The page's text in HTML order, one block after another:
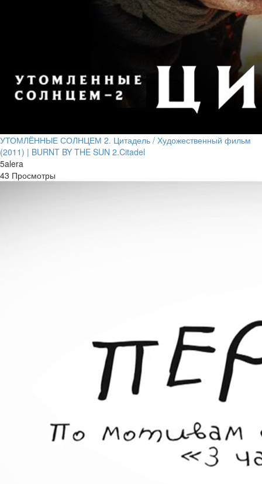
УТОМЛЁННЫЕ СОЛНЦЕМ 2. Цитадель / Художественный фильм
(2011) | BURNT BY THE SUN 2.Citadel
5alera
43 Просмотры